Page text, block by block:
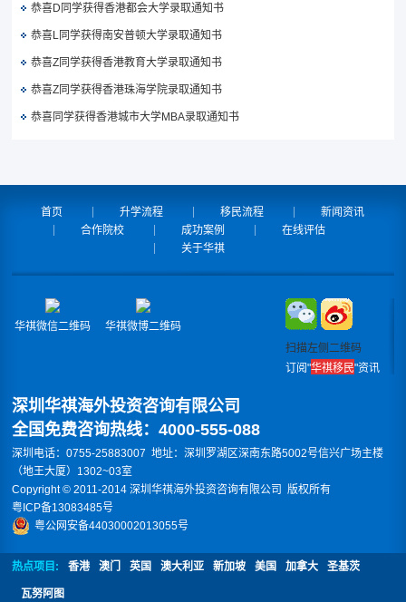
恭喜D同学获得香港都会大学录取通知书
恭喜L同学获得南安普顿大学录取通知书
恭喜Z同学获得香港教育大学录取通知书
恭喜Z同学获得香港珠海学院录取通知书
恭喜同学获得香港城市大学MBA录取通知书
首页 升学流程 移民流程
新闻资讯
合作院校
成功案例
在线评估
关于华祺
华祺微信二维码
华祺微博二维码
扫描左侧二维码
订阅"华祺移民"资讯
深圳华祺海外投资咨询有限公司
全国免费咨询热线：4000-555-088
深圳电话：0755-25883007 地址：深圳罗湖区深南东路5002号信兴广场主楼
（地王大厦）1302~03室
Copyright © 2011-2014 深圳华祺海外投资咨询有限公司 版权所有
粤ICP备13083485号
粤公网安备44030002013055号
热点项目: 香港 澳门 英国 澳大利亚 新加坡 美国 加拿大 圣基茨
瓦努阿图